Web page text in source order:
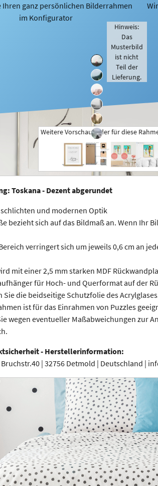
Ihren ganz persönlichen Bilderrahmen
im Konfigurator
+
Hinweis:
Das
Musterbild
ist nicht
Teil der
Lieferung.
Weitere Vorschaubilder für diese
Toskana - Dezent abgerundet
und modernen Optik
bezieht sich auf das Bildmaß an. Wenn Ihr
verringert sich um jeweils 0,6 cm an
mit einer 2,5 mm starken MDF
für Hoch- und Querformat auf der
Sie die beidseitige Schutzfolie des
ist für das Einrahmen von Puzzles
wegen eventueller Maßabweichungen zur
- Herstellerinformation:
Bruchstr.40 | 32756 Detmold | Deutschland |